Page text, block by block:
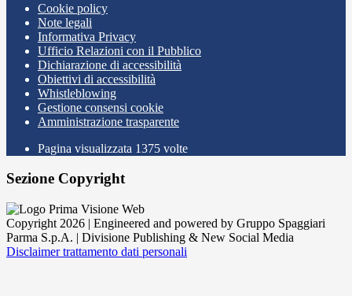
Cookie policy
Note legali
Informativa Privacy
Ufficio Relazioni con il Pubblico
Dichiarazione di accessibilità
Obiettivi di accessibilità
Whistleblowing
Gestione consensi cookie
Amministrazione trasparente
Pagina visualizzata 1375 volte
Sezione Copyright
Copyright 2026 | Engineered and powered by Gruppo Spaggiari
Parma S.p.A. | Divisione Publishing & New Social Media
Disclaimer trattamento dati personali